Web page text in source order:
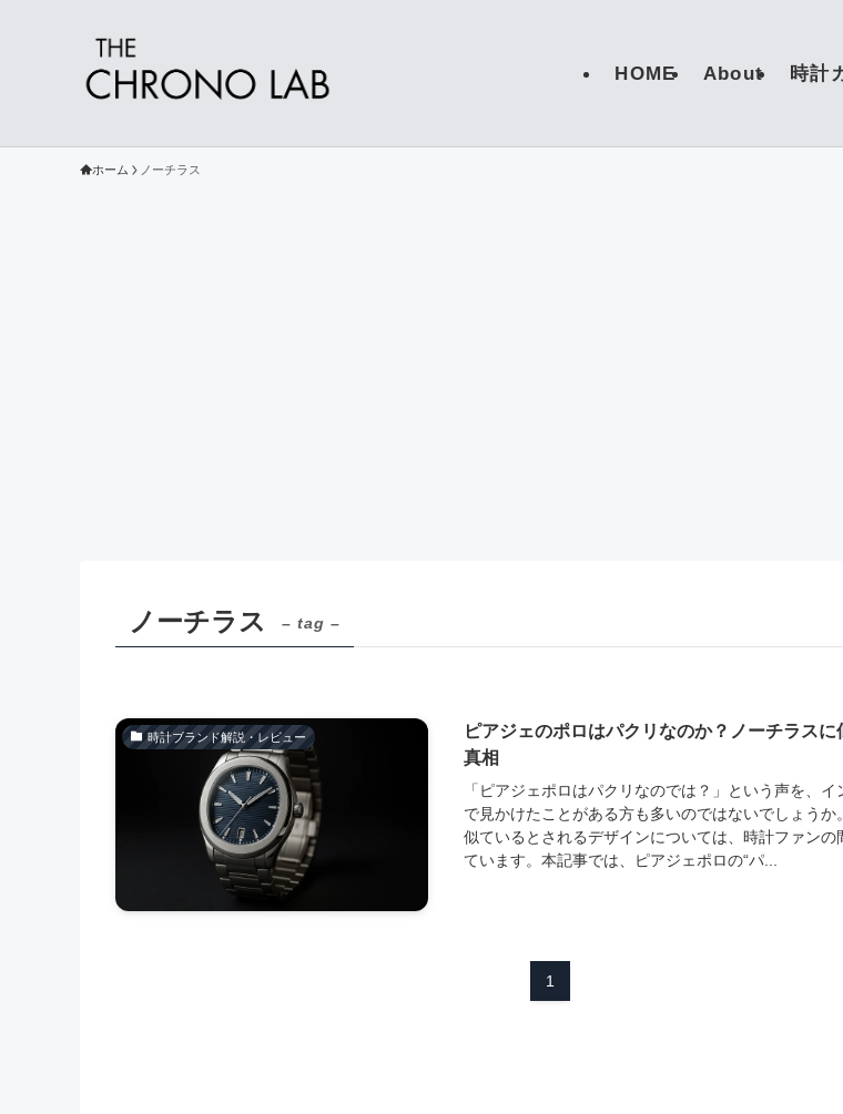
HOME About 時計
ホーム ノーチラス
ノーチラス – tag –
時計ブランド解説・レビュー
ピアジェのポロはパクリなのか？ノーチラス
真相
「ピアジェポロはパクリなのでは？」という声を、
で見かけたことがある方も多いのではないでしょうか
似ているとされるデザインについては、時計ファンの
ています。本記事では、ピアジェポロの“パ...
1